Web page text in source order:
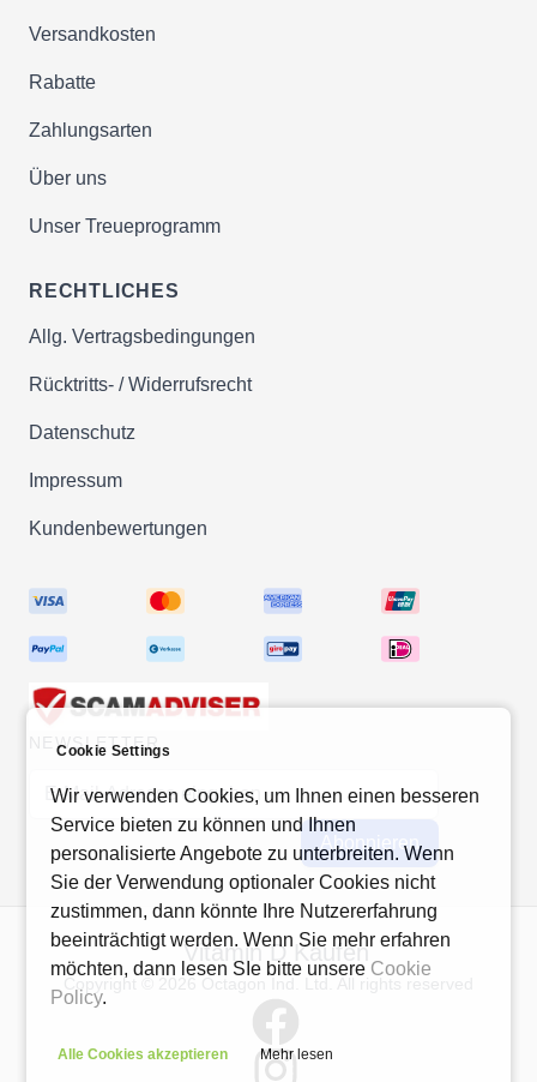
Versandkosten
Rabatte
Zahlungsarten
Über uns
Unser Treueprogramm
RECHTLICHES
Allg. Vertragsbedingungen
Rücktritts- / Widerrufsrecht
Datenschutz
Impressum
Kundenbewertungen
NEWSLETTER
Abonnieren
Vitamin D Kaufen
Copyright © 2026 Octagon Ind. Ltd. All rights reserved
Cookie Settings
Wir verwenden Cookies, um Ihnen einen besseren
Service bieten zu können und Ihnen
personalisierte Angebote zu unterbreiten. Wenn
Sie der Verwendung optionaler Cookies nicht
zustimmen, dann könnte Ihre Nutzererfahrung
beeinträchtigt werden. Wenn Sie mehr erfahren
möchten, dann lesen SIe bitte unsere Cookie
Policy.
Alle Cookies akzeptieren Mehr lesen